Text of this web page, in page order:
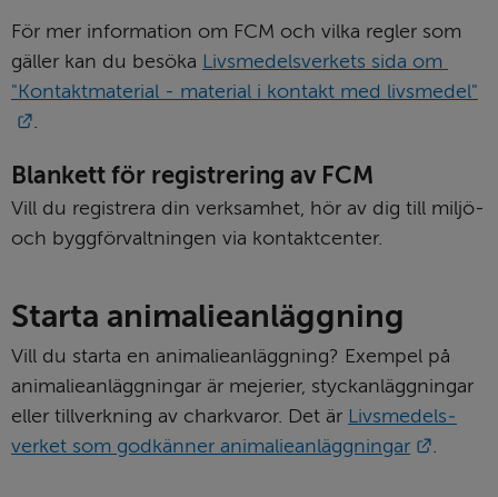
För mer information om FCM och vilka regler som
gäller kan du besöka Livsmedelsverkets sida om
"Kontaktmaterial - material i kontakt med livsmedel"
Blankett för registrering av FCM
Vill du registrera din verksamhet, hör av dig till miljö-
och byggförvaltningen via kontaktcenter.
Starta animalieanläggning
Vill du starta en animalieanläggning? Exempel på
animalie­anläggningar är mejerier, styck­anlägg­ningar
eller tillverkning av chark­varor. Det är Livsmedels­
verket som godkänner animalieanläggningar